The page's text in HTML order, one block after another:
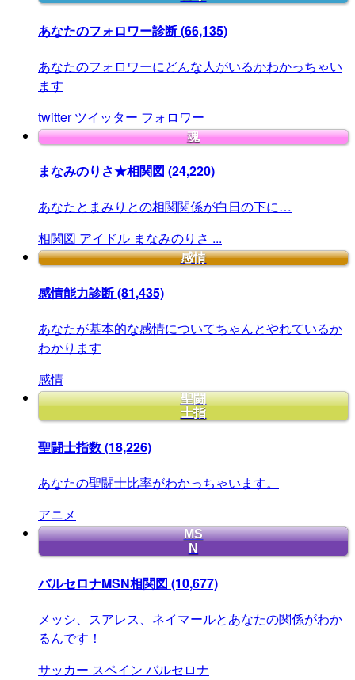
あなたのフォロワー診断(66,135)
あなたのフォロワーにどんな人がいるかわかっちゃい
ます
twitter ツイッター フォロワー
魂
まなみのりさ★相関図 (24,220)
あなたとまみりとの相関関係が白日の下に…
相関図 アイドル まなみのりさ ...
感情
感情能力診断(81,435)
あなたが基本的な感情についてちゃんとやれているか
わかります
感情
聖闘
士指
聖闘士指数(18,226)
あなたの聖闘士比率がわかっちゃいます。
アニメ
MS
N
バルセロナMSN相関図 (10,677)
メッシ、スアレス、ネイマールとあなたの関係がわか
るんです！
サッカー スペイン バルセロナ